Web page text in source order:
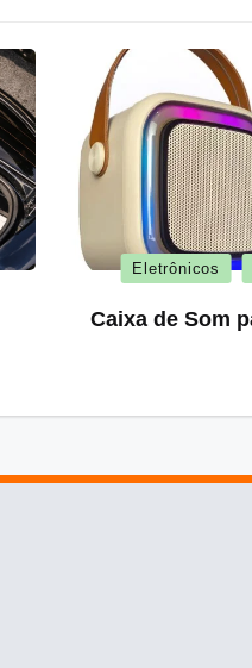
Posted
Eletrônicos
Caixa de Som